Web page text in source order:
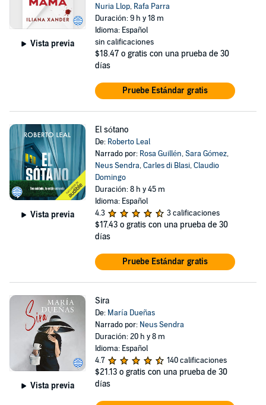
Vista previa
Nuria Llop, Rafa Parra
Duración: 9 h y 18 m
Idioma: Español
sin calificaciones
$18.47 o gratis con una prueba de 30
días
Pruebe Estándar gratis
Vista previa
El sótano
De: Roberto Leal
Narrado por: Rosa Guillén,Sara Gómez,
Neus Sendra,Carles di Blasi,Claudio
Domingo
Duración: 8 h y 45 m
Idioma: Español
4.3
3 calificaciones
$17.43 o gratis con una prueba de 30
días
Pruebe Estándar gratis
Vista previa
Sira
De: María Dueñas
Narrado por: Neus Sendra
Duración: 20 h y 8 m
Idioma: Español
4.7
140 calificaciones
$21.13 o gratis con una prueba de 30
días